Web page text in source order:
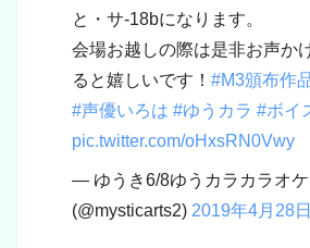
と・サ-18bになります。
会場お越しの際は是非お声か
ると嬉しいです！ #M3頒布作
#声優いろは #ゆうカラ #ボイ
pic.twitter.com/oHxsRN0Vwy
— ゆうき6/8ゆうカラカラオ
(@mysticarts2) 2019年4月28日